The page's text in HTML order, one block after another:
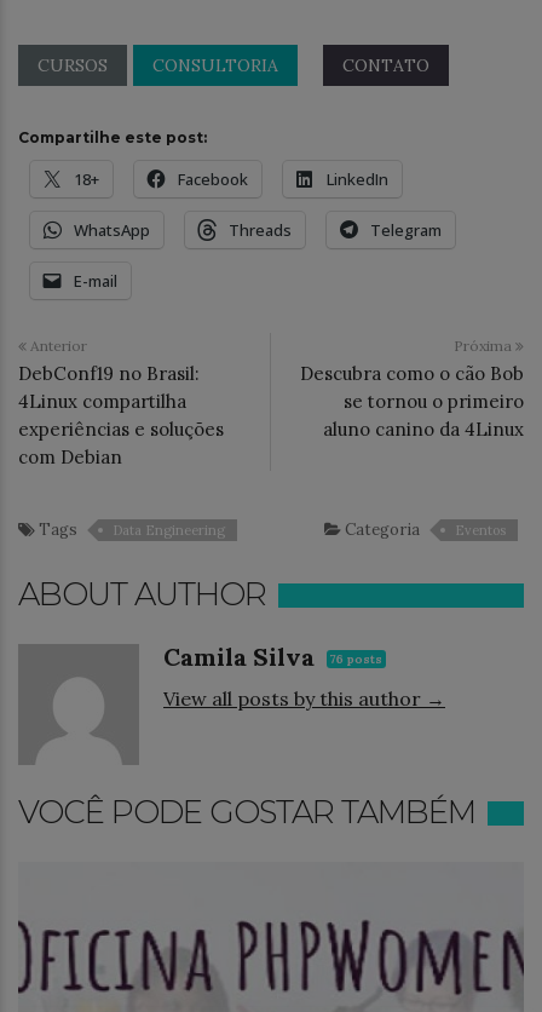
CURSOS CONSULTORIA CONTATO
Compartilhe este post:
18+ Facebook LinkedIn
WhatsApp Threads Telegram
E-mail
Anterior
DebConf19 no Brasil:
4Linux compartilha
experiências e soluções
com Debian
Próxima
Descubra como o cão Bob
se tornou o primeiro
aluno canino da 4Linux
Tags Data Engineering Categoria Eventos
ABOUT AUTHOR
Camila Silva 76 posts
View all posts by this author →
VOCÊ PODE GOSTAR TAMBÉM